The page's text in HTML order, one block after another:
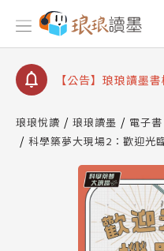
【公告】因
停部分閱讀服務
【公告】琅琅讀墨
【公告】琅琅讀墨
請圖文教學
【公告】琅琅書店服
查詢
【公告】因
停部分閱讀服務
琅琅悅讀 琅琅讀墨 電子書
科學築夢大現場2：歡迎光